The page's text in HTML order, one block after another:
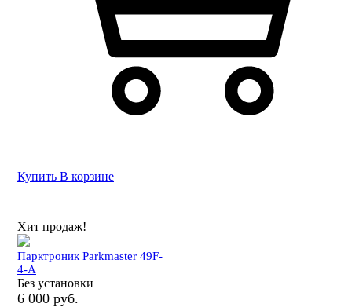
Купить В корзине
Хит продаж!
Парктроник Parkmaster 49F-
4-A
Без установки
6 000 руб.